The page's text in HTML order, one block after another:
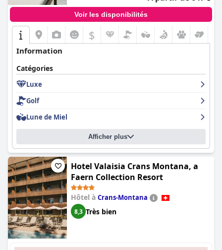
Voir les disponibilités
$
Information
Catégories
Luxe
Golf
Lune de Miel
Afficher plus
Hotel Valaisia Crans Montana, a
Faern Collection Resort
Hôtel à Crans-Montana
8,3 Très bien